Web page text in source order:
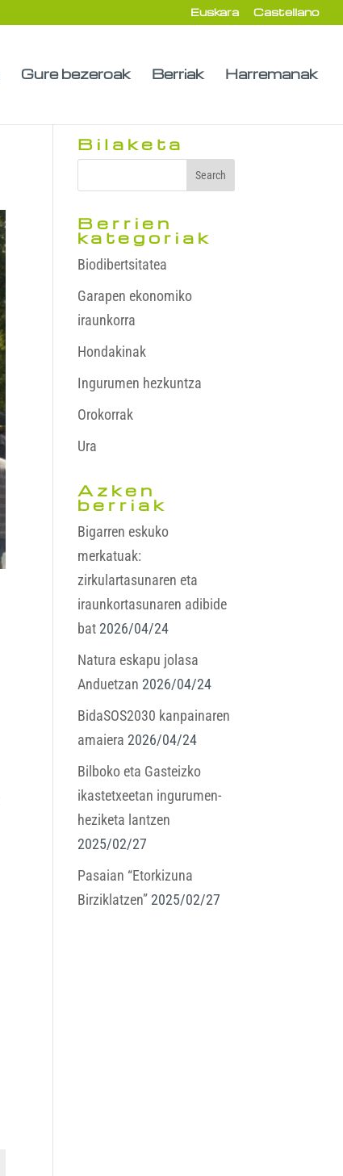
Euskara Castellano
Gure bezeroak Berriak Harremanak
Bilaketa
Berrien
kategoriak
Biodibertsitatea
Garapen ekonomiko
iraunkorra
Hondakinak
Ingurumen hezkuntza
Orokorrak
Ura
Azken
berriak
Bigarren eskuko
merkatuak:
zirkulartasunaren eta
iraunkortasunaren adibide
bat 2026/04/24
Natura eskapu jolasa
Anduetzan 2026/04/24
BidaSOS2030 kanpainaren
amaiera 2026/04/24
Bilboko eta Gasteizko
ikastetxeetan ingurumen-
heziketa lantzen
2025/02/27
Pasaian “Etorkizuna
Birziklatzen” 2025/02/27